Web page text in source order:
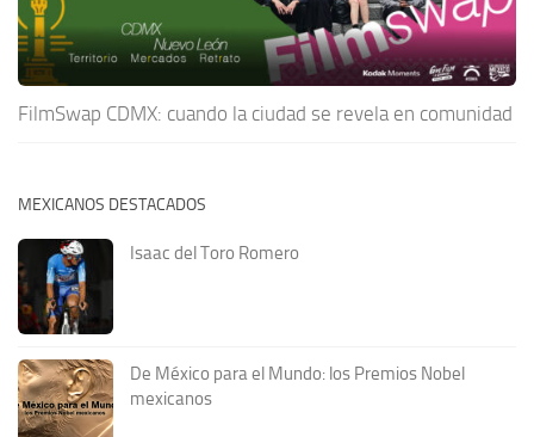
FilmSwap CDMX: cuando la ciudad se revela en comunidad
MEXICANOS DESTACADOS
Isaac del Toro Romero
De México para el Mundo: los Premios Nobel
mexicanos